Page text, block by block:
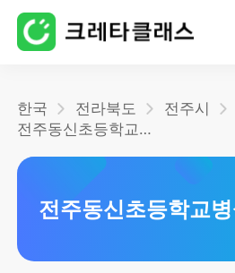
블로그
한국 전라북도
전주시
전주동신초등학교병설유치원
전주동신초등학교